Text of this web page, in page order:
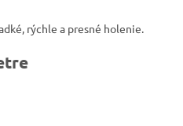
rýchle a presné holenie.